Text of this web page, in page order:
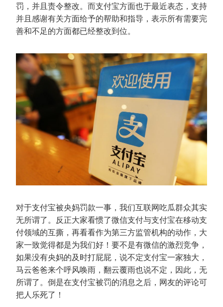
罚，并且责令整改。而支付宝方面也于最近表态，支持
并且感谢有关方面给予的帮助和指导，表示所有需要完
善和不足的方面都已经整改到位。
对于支付宝被央妈罚款一事，我们互联网吃瓜群众其实
无所谓了。反正大家看惯了微信支付与支付宝在移动支
付领域的互撕，再看看作为第三方监管机构的动作，大
家一致觉得都是为我们好！要不是有微信的激烈竞争，
如果没有央妈的及时打屁屁，说不定支付宝一家独大，
马云爸爸来个呼风唤雨，翻云覆雨也说不定，因此，无
所谓了。倒是在支付宝被罚的消息之后，网友的评论可
把人乐死了！